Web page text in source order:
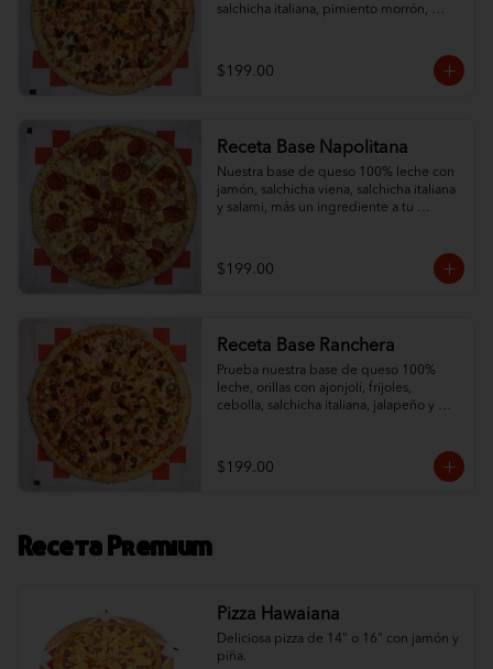
salchicha italiana, pimiento morrón,
$199.00
Receta Base Napolitana
Nuestra base de queso 100% leche con
jamón, salchicha viena, salchicha italiana
y salami, más un ingrediente a tu
$199.00
Receta Base Ranchera
Prueba nuestra base de queso 100%
leche, orillas con ajonjolí, frijoles,
cebolla, salchicha italiana, jalapeño y
$199.00
Receta Premium
Pizza Hawaiana
Deliciosa pizza de 14" o 16" con jamón y
piña.